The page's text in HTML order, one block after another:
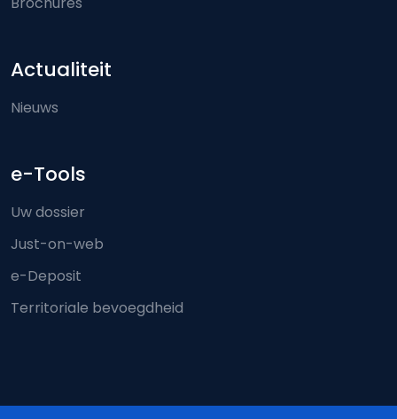
Actualiteit
Nieuws
e-Tools
Uw dossier
Just-on-web
e-Deposit
Territoriale bevoegdheid